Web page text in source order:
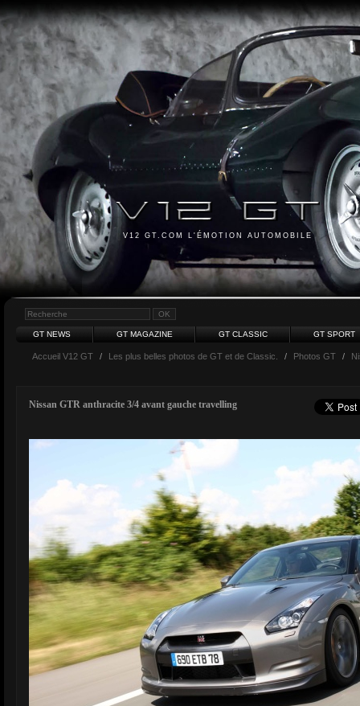
V12 GT.COM L'ÉMOTION AUTOMOBILE
GT NEWS GT MAGAZINE GT CLASSIC GT SPORT
Accueil V12 GT / Les plus belles photos de GT et de Classic. / Photos GT /
Nissan GTR anthracite 3/4 avant gauche travelling